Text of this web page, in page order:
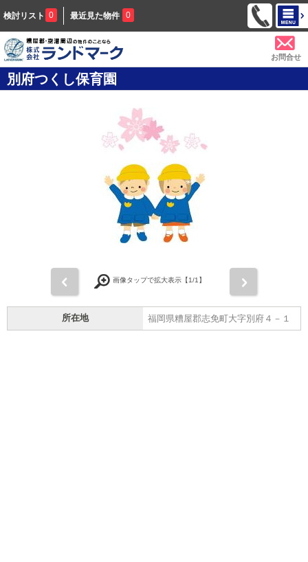
検討リスト 0 最近見た物件 0
お問合せ
別府つくし保育園
画像タップで拡大表示【1/1】
所在地 福岡県糟屋郡志免町大字別府４－１